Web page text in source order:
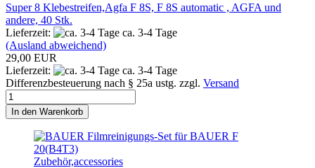
Super 8 Klebestreifen,Agfa F 8S, F 8S automatic , AGFA und
andere, 40 Stk.
Lieferzeit:
ca. 3-4 Tage
(Ausland abweichend)
29,00 EUR
Lieferzeit:
ca. 3-4 Tage
Differenzbesteuerung nach § 25a ustg. zzgl. Versand
In den Warenkorb
Zubehör,accessories